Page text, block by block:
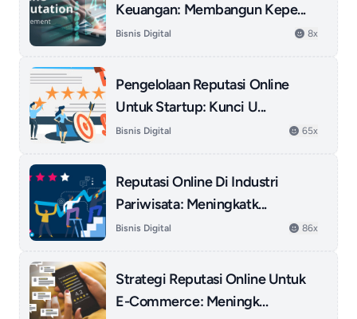
Keuangan: Membangun Kepe...
Bisnis Digital 8x
Pengelolaan Reputasi Online
Untuk Startup: Kunci U...
Bisnis Digital 65x
Reputasi Online Di Industri
Pariwisata: Meningkatk...
Bisnis Digital 86x
Strategi Reputasi Online Untuk
E-Commerce: Meningk...